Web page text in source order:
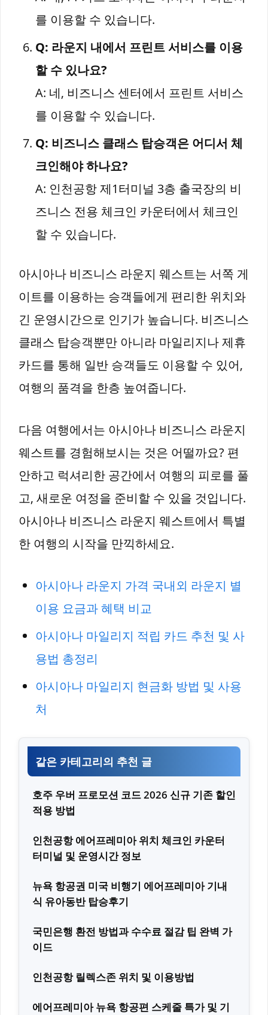
를 이용할 수 있습니다.
Q: 라운지 내에서 프린트 서비스를 이용
할 수 있나요?
A: 네, 비즈니스 센터에서 프린트 서비스
를 이용할 수 있습니다.
Q: 비즈니스 클래스 탑승객은 어디서 체
크인해야 하나요?
A: 인천공항 제1터미널 3층 출국장의 비
즈니스 전용 체크인 카운터에서 체크인
할 수 있습니다.
아시아나 비즈니스 라운지 웨스트는 서쪽 게
이트를 이용하는 승객들에게 편리한 위치와
긴 운영시간으로 인기가 높습니다. 비즈니스
클래스 탑승객뿐만 아니라 마일리지나 제휴
카드를 통해 일반 승객들도 이용할 수 있어,
여행의 품격을 한층 높여줍니다.
다음 여행에서는 아시아나 비즈니스 라운지
웨스트를 경험해보시는 것은 어떨까요? 편
안하고 럭셔리한 공간에서 여행의 피로를 풀
고, 새로운 여정을 준비할 수 있을 것입니다.
아시아나 비즈니스 라운지 웨스트에서 특별
한 여행의 시작을 만끽하세요.
아시아나 라운지 가격 국내외 라운지 별
이용 요금과 혜택 비교
아시아나 마일리지 적립 카드 추천 및 사
용법 총정리
아시아나 마일리지 현금화 방법 및 사용
처
같은 카테고리의 추천 글
호주 우버 프로모션 코드 2026 신규 기존 할인
적용 방법
인천공항 에어프레미아 위치 체크인 카운터
터미널 및 운영시간 정보
뉴욕 항공권 미국 비행기 에어프레미아 기내
식 유아동반 탑승후기
국민은행 환전 방법과 수수료 절감 팁 완벽 가
이드
인천공항 릴렉스존 위치 및 이용방법
에어프레미아 뉴욕 항공편 스케줄 특가 및 기